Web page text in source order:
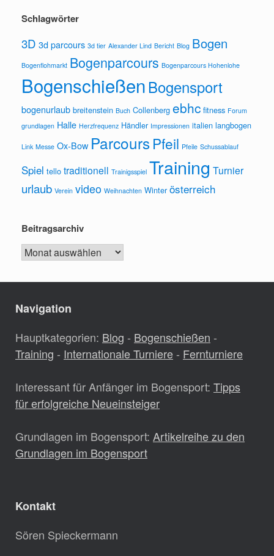
Schlagwörter
3D 3d parcours 3d tier Alexander Lind Bericht Blog Bogen
Bogenflohmarkt Bogenparcours Bogenparcours Hohenlohe
BogenschießenBogensport
bogenurlaub breitenstein Buch Collenberg ebhc fitness Forum
grundlagen Halle Herzfrequenz Händler Impressionen italien langbogen
Link Messe Ox-Bow Parcours Pfeil Pfeile Schussablauf
Spiel tello traditionell Trainigsspiel Training Turnier
urlaub Verein video Weihnachten Winter österreich
Beitragsarchiv
Beitragsarchiv
Navigation
Hauptkategorien: Blog - Bogenschießen -
Training - Internationale Turniere - Fernturniere
Interessant für Anfänger im Bogensport: Tipps
für erfolgreiche Neueinsteiger
Grundlagen im Bogensport: Artikelreihe zu den
Grundlagen im Bogensport
Kontakt
Sören Spieckermann